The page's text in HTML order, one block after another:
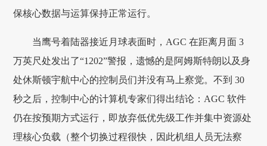
保核心数据与运算保持正常运行。
当鹰号着陆器接近月球表面时，AGC 在距离月面 3
万英尺处发出了“1202”警报，遗憾的是阿姆斯特朗以及身
处休斯顿宇航中心的控制员们并没有马上察觉。不到 30
秒之后，控制中心的计算机专家们得出结论：AGC 软件
仍在按预期方式运行，即放弃低优先级工作并集中资源处
理核心负载（整个切换过程很快，因此机组人员无法察